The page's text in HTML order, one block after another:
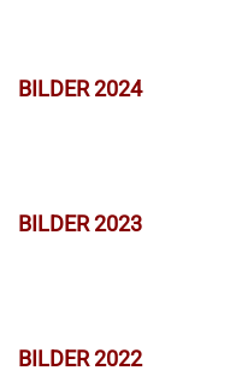
BILDER 2024
BILDER 2023
BILDER 2022